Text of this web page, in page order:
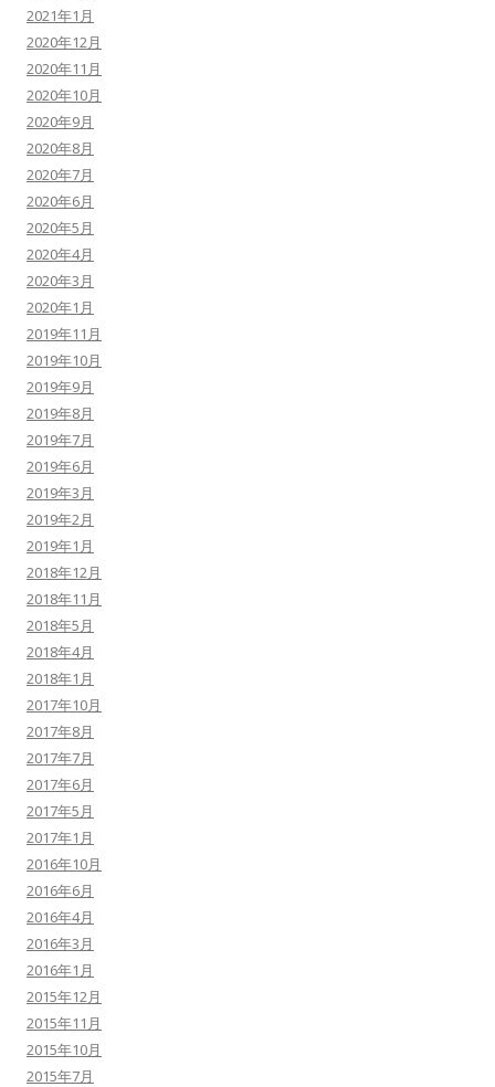
2021年1月
2020年12月
2020年11月
2020年10月
2020年9月
2020年8月
2020年7月
2020年6月
2020年5月
2020年4月
2020年3月
2020年1月
2019年11月
2019年10月
2019年9月
2019年8月
2019年7月
2019年6月
2019年3月
2019年2月
2019年1月
2018年12月
2018年11月
2018年5月
2018年4月
2018年1月
2017年10月
2017年8月
2017年7月
2017年6月
2017年5月
2017年1月
2016年10月
2016年6月
2016年4月
2016年3月
2016年1月
2015年12月
2015年11月
2015年10月
2015年7月